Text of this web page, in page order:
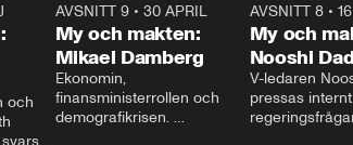
och
AVSNITT 9• 30 APRIL
My och makten:
Mikael Damberg
Ekonomin,
finansministerrollen och
demografikrisen.
AVSNITT 8•
My och
Nooshi
V-ledaren
pressas